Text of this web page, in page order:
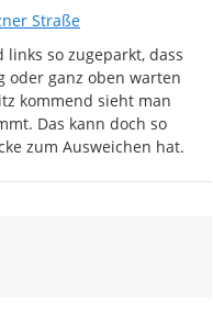
Straße
so zugeparkt, dass
oder ganz oben warten
kommend sieht man
Das kann doch so
zum Ausweichen hat.